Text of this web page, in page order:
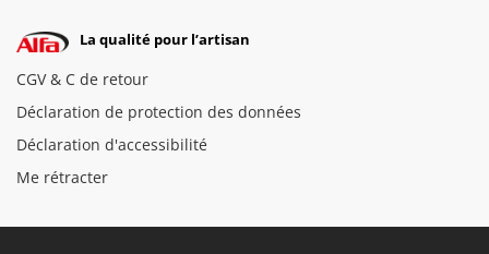
La qualité pour l’artisan
CGV & C de retour
Déclaration de protection des données
Déclaration d'accessibilité
Me rétracter